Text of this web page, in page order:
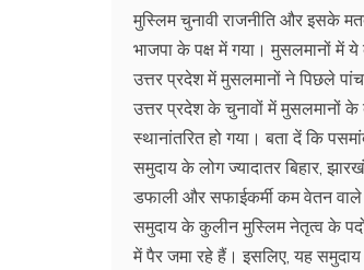
मुस्लिम चुनावी राजनीति और इसके
भाजपा के पक्ष में गया। मुसलमानों में ये
उत्तर प्रदेश में मुसलमानों ने पिछले
उत्तर प्रदेश के चुनावों में मुसलमानों के
स्थानांतरित हो गया। बता दें कि
समुदाय के लोग ज्यादातर बिहार,
डफाली और सफाईकर्मी कम वेतन वाले
समुदाय के कुलीन मुस्लिम नेतृत्व के पदों
में पैर जमा रहे हैं। इसलिए, यह समुदाय